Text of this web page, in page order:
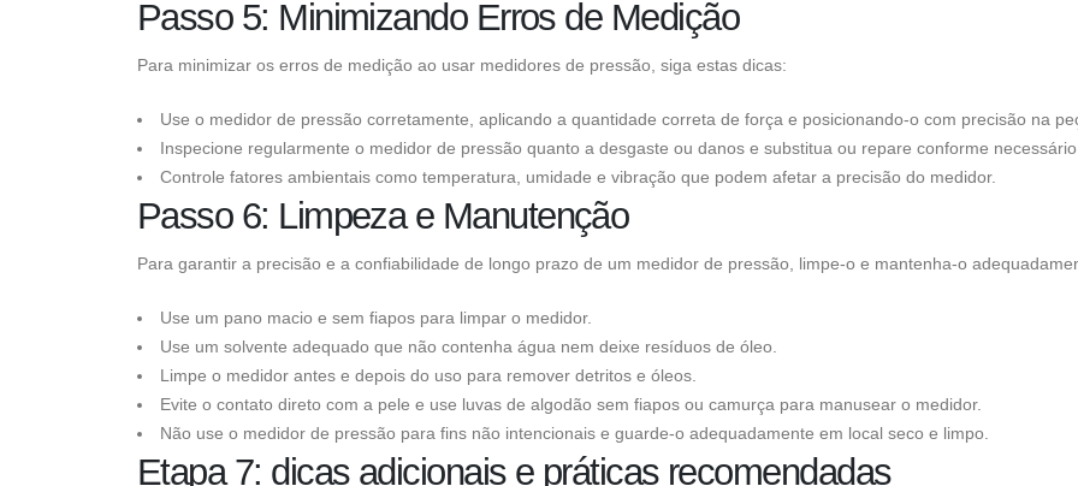
Passo 5: Minimizando Erros de Medição
Para minimizar os erros de medição ao usar medidores de pressão, siga estas dicas:
Use o medidor de pressão corretamente, aplicando a quantidade correta de força e posicionando-o com precisão na
Inspecione regularmente o medidor de pressão quanto a desgaste ou danos e substitua ou repare conforme
Controle fatores ambientais como temperatura, umidade e vibração que podem afetar a precisão do medidor.
Passo 6: Limpeza e Manutenção
Para garantir a precisão e a confiabilidade de longo prazo de um medidor de pressão, limpe-o e mantenha-o
Use um pano macio e sem fiapos para limpar o medidor.
Use um solvente adequado que não contenha água nem deixe resíduos de óleo.
Limpe o medidor antes e depois do uso para remover detritos e óleos.
Evite o contato direto com a pele e use luvas de algodão sem fiapos ou camurça para manusear o medidor.
Não use o medidor de pressão para fins não intencionais e guarde-o adequadamente em local seco e limpo.
Etapa 7: dicas adicionais e práticas recomendadas